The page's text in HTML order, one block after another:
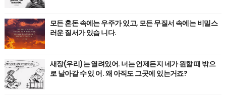
모든 혼돈 속에는 우주가 있고, 모든 무질서 속에는 비밀스
러운 질서가 있습 니다.
새장(우리)는 열려있어. 너는 언제든지 네가 원할 때 밖으
로 날아갈 수 있 어. 왜 아직도 그곳에 있는거죠?